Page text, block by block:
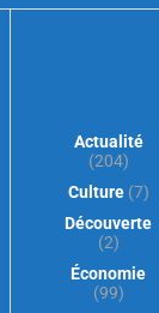
Actualité
(204)
Culture(7)
Découverte
(2)
Économie
(99)